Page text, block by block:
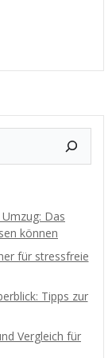
Das
können
für stressfreie
Tipps zur
Vergleich für